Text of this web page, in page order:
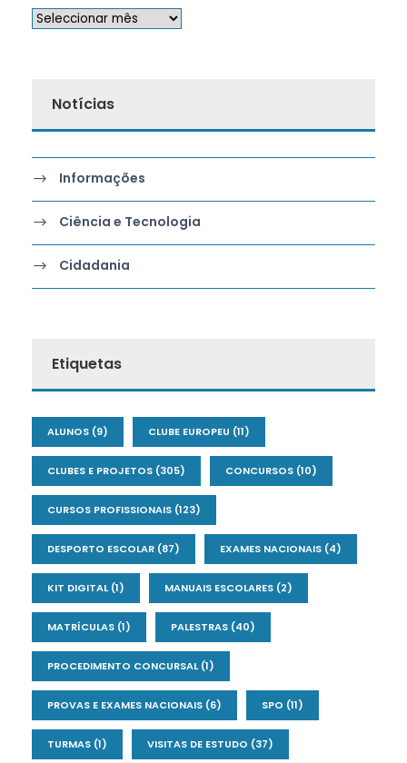
Notícias
Informações
Ciência e Tecnologia
Cidadania
Etiquetas
ALUNOS (9) CLUBE EUROPEU (11)
CLUBES E PROJETOS (305) CONCURSOS (10)
CURSOS PROFISSIONAIS (123)
DESPORTO ESCOLAR (87) EXAMES NACIONAIS (4)
KIT DIGITAL(1) MANUAIS ESCOLARES (2)
MATRÍCULAS (1) PALESTRAS (40)
PROCEDIMENTO CONCURSAL(1)
PROVAS E EXAMES NACIONAIS (6) SPO (11)
TURMAS (1) VISITAS DE ESTUDO (37)